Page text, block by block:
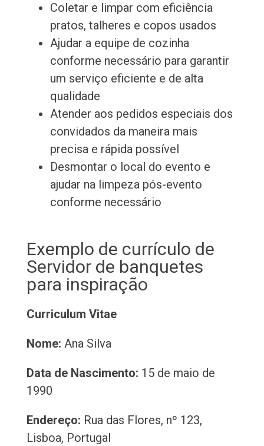
Coletar e limpar com eficiência
pratos, talheres e copos usados
Ajudar a equipe de cozinha
conforme necessário para garantir
um serviço eficiente e de alta
qualidade
Atender aos pedidos especiais dos
convidados da maneira mais
precisa e rápida possível
Desmontar o local do evento e
ajudar na limpeza pós-evento
conforme necessário
Exemplo de currículo de
Servidor de banquetes
para inspiração
Curriculum Vitae
Nome: Ana Silva
Data de Nascimento: 15 de maio de
1990
Endereço: Rua das Flores, nº 123,
Lisboa, Portugal